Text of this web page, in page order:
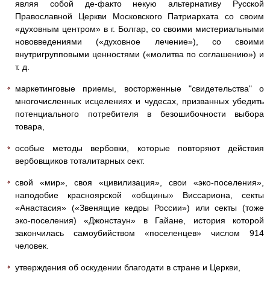
являя собой де-факто некую альтернативу Русской
Православной Церкви Московского Патриархата со своим
«духовным центром» в г. Болгар, со своими мистериальными
нововведениями («духовное лечение»), со своими
внутригрупповыми ценностями («молитва по соглашению») и
т. д.
маркетинговые приемы, восторженные "свидетельства" о
многочисленных исцелениях и чудесах, призванных убедить
потенциального потребителя в безошибочности выбора
товара,
особые методы вербовки, которые повторяют действия
вербовщиков тоталитарных сект.
свой «мир», своя «цивилизация», свои «эко-поселения»,
наподобие красноярской «общины» Виссариона, секты
«Анастасия» («Звенящие кедры России») или секты (тоже
эко-поселения) «Джонстаун» в Гайане, история которой
закончилась самоубийством «поселенцев» числом 914
человек.
утверждения об оскудении благодати в стране и Церкви,